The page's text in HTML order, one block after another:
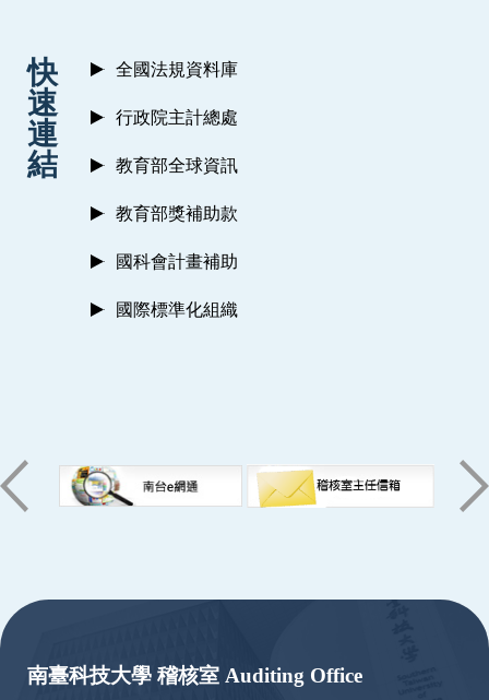
快
速
連
結
全國法規資料庫
行政院主計總處
教育部全球資訊
教育部獎補助款
國科會計畫補助
國際標準化組織
南臺科技大學 稽核室 Auditing Office